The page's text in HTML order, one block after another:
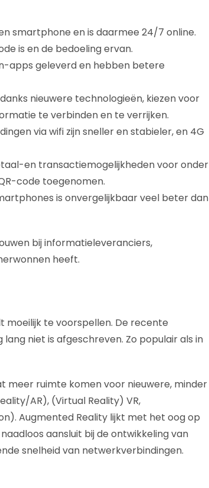
smartphone en is daarmee 24/7 online.
is en de bedoeling ervan.
apps geleverd en hebben betere
nieuwere technologieën, kiezen voor
te verbinden en te verrijken.
via wifi zijn sneller en stabieler, en 4G
en transactiemogelijkheden voor onder
code toegenomen.
is onvergelijkbaar veel beter dan
bij informatieleveranciers,
heeft.
moeilijk te voorspellen. De recente
niet is afgeschreven. Zo populair als in
meer ruimte komen voor nieuwere, minder
AR), (Virtual Reality) VR,
Augmented Reality lijkt met het oog op
aansluit bij de ontwikkeling van
snelheid van netwerkverbindingen.